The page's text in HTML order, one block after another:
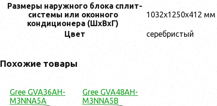
Размеры наружного блока сплит-
системы или оконного
кондиционера (ШxВxГ)
1032x1250x412 мм
Цвет серебристый
Похожие товары
Gree GVA36AH-
M3NNA5A
Gree GVA48AH-
M3NNA5B